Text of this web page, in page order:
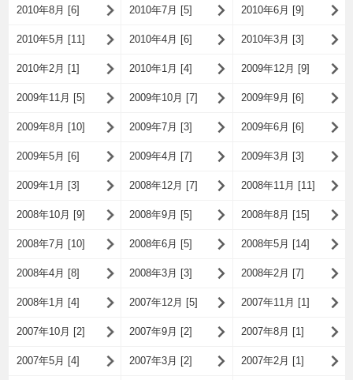
2010年8月 [6] 2010年7月 [5] 2010年6月 [9]
2010年5月 [11] 2010年4月 [6] 2010年3月 [3]
2010年2月 [1] 2010年1月 [4] 2009年12月 [9]
2009年11月 [5] 2009年10月 [7] 2009年9月 [6]
2009年8月 [10] 2009年7月 [3] 2009年6月 [6]
2009年5月 [6] 2009年4月 [7] 2009年3月 [3]
2009年1月 [3] 2008年12月 [7] 2008年11月 [11]
2008年10月 [9] 2008年9月 [5] 2008年8月 [15]
2008年7月 [10] 2008年6月 [5] 2008年5月 [14]
2008年4月 [8] 2008年3月 [3] 2008年2月 [7]
2008年1月 [4] 2007年12月 [5] 2007年11月 [1]
2007年10月 [2] 2007年9月 [2] 2007年8月 [1]
2007年5月 [4] 2007年3月 [2] 2007年2月 [1]